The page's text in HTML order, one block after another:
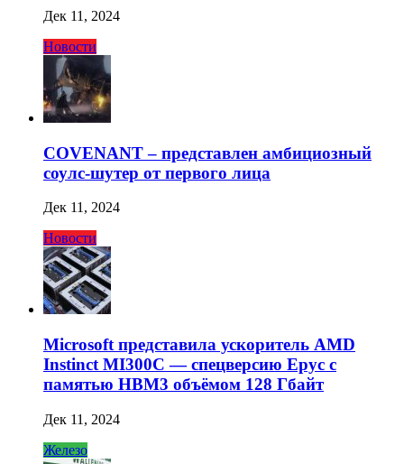
Дек 11, 2024
Новости
COVENANT – представлен амбициозный
соулс-шутер от первого лица
Дек 11, 2024
Новости
Microsoft представила ускоритель AMD
Instinct MI300C — спецверсию Epyc с
памятью HBM3 объёмом 128 Гбайт
Дек 11, 2024
Железо